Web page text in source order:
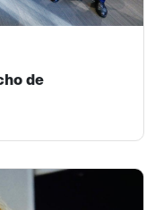
de